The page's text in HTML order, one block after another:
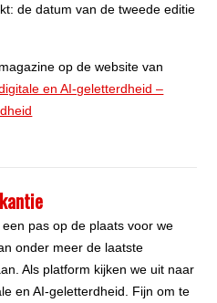
de datum van de tweede editie
op de website van
en AI-geletterdheid –
pas op de plaats voor we
onder meer de laatste
Als platform kijken we uit naar
en AI-geletterdheid. Fijn om te